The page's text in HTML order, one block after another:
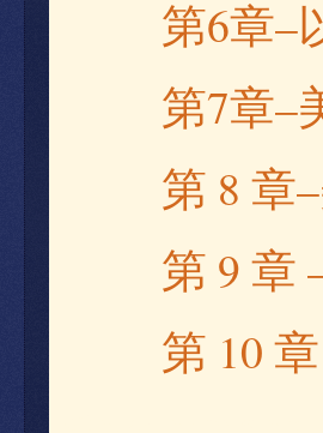
第6章–
第7章–
第 8章–
第 9章
第 10章